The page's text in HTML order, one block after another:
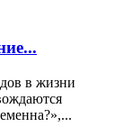
в жизни